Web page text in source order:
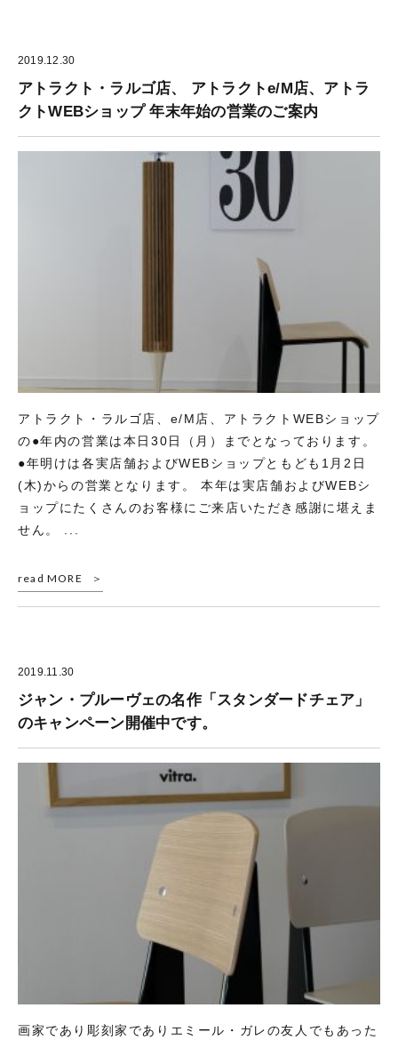
2019.12.30
アトラクト・ラルゴ店、 アトラクトe/M店、アトラ
クトWEBショップ 年末年始の営業のご案内
アトラクト・ラルゴ店、e/M店、アトラクトWEBショップ
の●年内の営業は本日30日（月）までとなっております。
●年明けは各実店舗およびWEBショップともども1月2日
(木)からの営業となります。 本年は実店舗およびWEBシ
ョップにたくさんのお客様にご来店いただき感謝に堪えま
せん。 ...
read MORE
2019.11.30
ジャン・プルーヴェの名作「スタンダードチェア」
のキャンペーン開催中です。
画家であり彫刻家でありエミール・ガレの友人でもあった